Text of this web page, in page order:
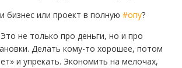
бизнес или проект в полную #опу?
не только про деньги, но и про
Делать кому-то хорошее, потом
и упрекать. Экономить на мелочах,